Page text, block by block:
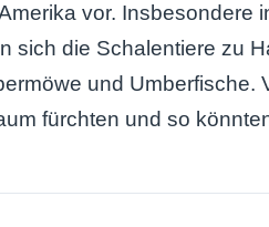
vor. Insbesondere
sich die Schalentiere zu
und Umberfische.
fürchten und so